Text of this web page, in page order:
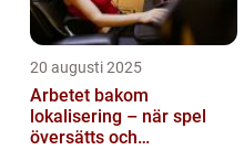
20 augusti 2025
Arbetet bakom
lokalisering – när spel
översätts och